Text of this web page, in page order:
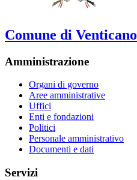
Comune di Venticano
Amministrazione
Organi di governo
Aree amministrative
Uffici
Enti e fondazioni
Politici
Personale amministrativo
Documenti e dati
Servizi